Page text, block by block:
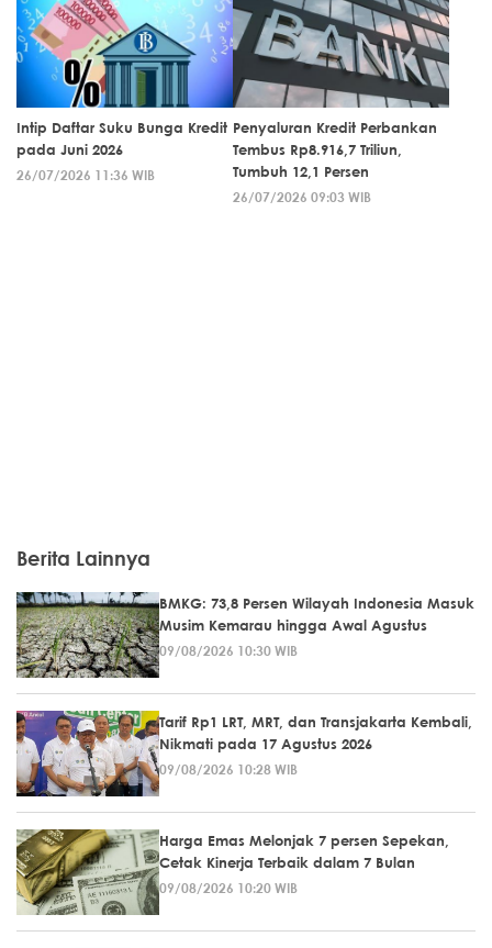
Intip Daftar Suku Bunga Kredit
pada Juni 2026
26/07/2026 11:36 WIB
Penyaluran Kredit Perbankan
Tembus Rp8.916,7 Triliun,
Tumbuh 12,1 Persen
26/07/2026 09:03 WIB
Berita Lainnya
BMKG: 73,8 Persen Wilayah Indonesia Masuk
Musim Kemarau hingga Awal Agustus
09/08/2026 10:30 WIB
Tarif Rp1 LRT, MRT, dan Transjakarta Kembali,
Nikmati pada 17 Agustus 2026
09/08/2026 10:28 WIB
Harga Emas Melonjak 7 persen Sepekan,
Cetak Kinerja Terbaik dalam 7 Bulan
09/08/2026 10:20 WIB